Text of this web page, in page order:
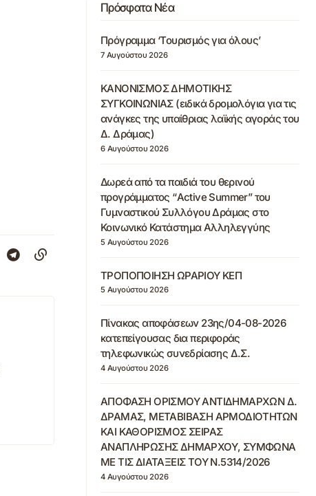
Πρόσφατα Νέα
Πρόγραμμα ‘Τουρισμός για όλους’
7 Αυγούστου 2026
ΚΑΝΟΝΙΣΜΟΣ ΔΗΜΟΤΙΚΗΣ
ΣΥΓΚΟΙΝΩΝΙΑΣ (ειδικά δρομολόγια για τις
ανάγκες της υπαίθριας λαϊκής αγοράς του
Δ. Δράμας)
6 Αυγούστου 2026
Δωρεά από τα παιδιά του θερινού
προγράμματος “Active Summer” του
Γυμναστικού Συλλόγου Δράμας στο
Κοινωνικό Κατάστημα Αλληλεγγύης
5 Αυγούστου 2026
ΤΡΟΠΟΠΟΙΗΣΗ ΩΡΑΡΙΟΥ ΚΕΠ
5 Αυγούστου 2026
Πίνακας αποφάσεων 23ης/04-08-2026
κατεπείγουσας δια περιφοράς
τηλεφωνικώς συνεδρίασης Δ.Σ.
4 Αυγούστου 2026
ΑΠΟΦΑΣΗ ΟΡΙΣΜΟΥ ΑΝΤΙΔΗΜΑΡΧΩΝ Δ.
ΔΡΑΜΑΣ, ΜΕΤΑΒΙΒΑΣΗ ΑΡΜΟΔΙΟΤΗΤΩΝ
ΚΑΙ ΚΑΘΟΡΙΣΜΟΣ ΣΕΙΡΑΣ
ΑΝΑΠΛΗΡΩΣΗΣ ΔΗΜΑΡΧΟΥ, ΣΥΜΦΩΝΑ
ΜΕ ΤΙΣ ΔΙΑΤΑΞΕΙΣ ΤΟΥ Ν.5314/2026
4 Αυγούστου 2026